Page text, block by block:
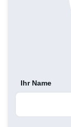
Ihr Name